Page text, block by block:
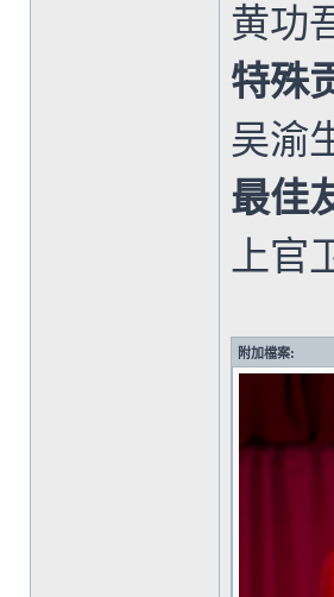
黄功
特殊
吴渝
最佳
上官
附加檔案: